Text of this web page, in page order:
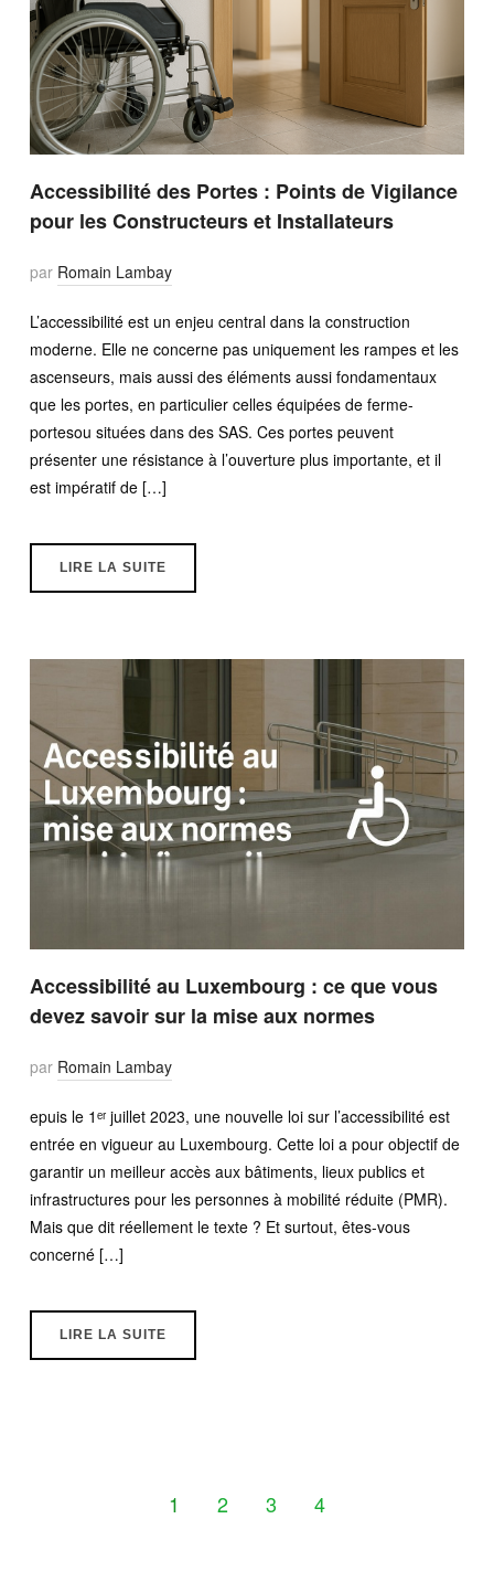
Accessibilité des Portes : Points de Vigilance
pour les Constructeurs et Installateurs
par Romain Lambay
L’accessibilité est un enjeu central dans la construction
moderne. Elle ne concerne pas uniquement les rampes et les
ascenseurs, mais aussi des éléments aussi fondamentaux
que les portes, en particulier celles équipées de ferme-
portesou situées dans des SAS. Ces portes peuvent
présenter une résistance à l’ouverture plus importante, et il
est impératif de […]
LIRE LA SUITE
Accessibilité au Luxembourg : ce que vous
devez savoir sur la mise aux normes
par Romain Lambay
epuis le 1ᵉʳ juillet 2023, une nouvelle loi sur l’accessibilité est
entrée en vigueur au Luxembourg. Cette loi a pour objectif de
garantir un meilleur accès aux bâtiments, lieux publics et
infrastructures pour les personnes à mobilité réduite (PMR).
Mais que dit réellement le texte ? Et surtout, êtes-vous
concerné […]
LIRE LA SUITE
1 2 3 4